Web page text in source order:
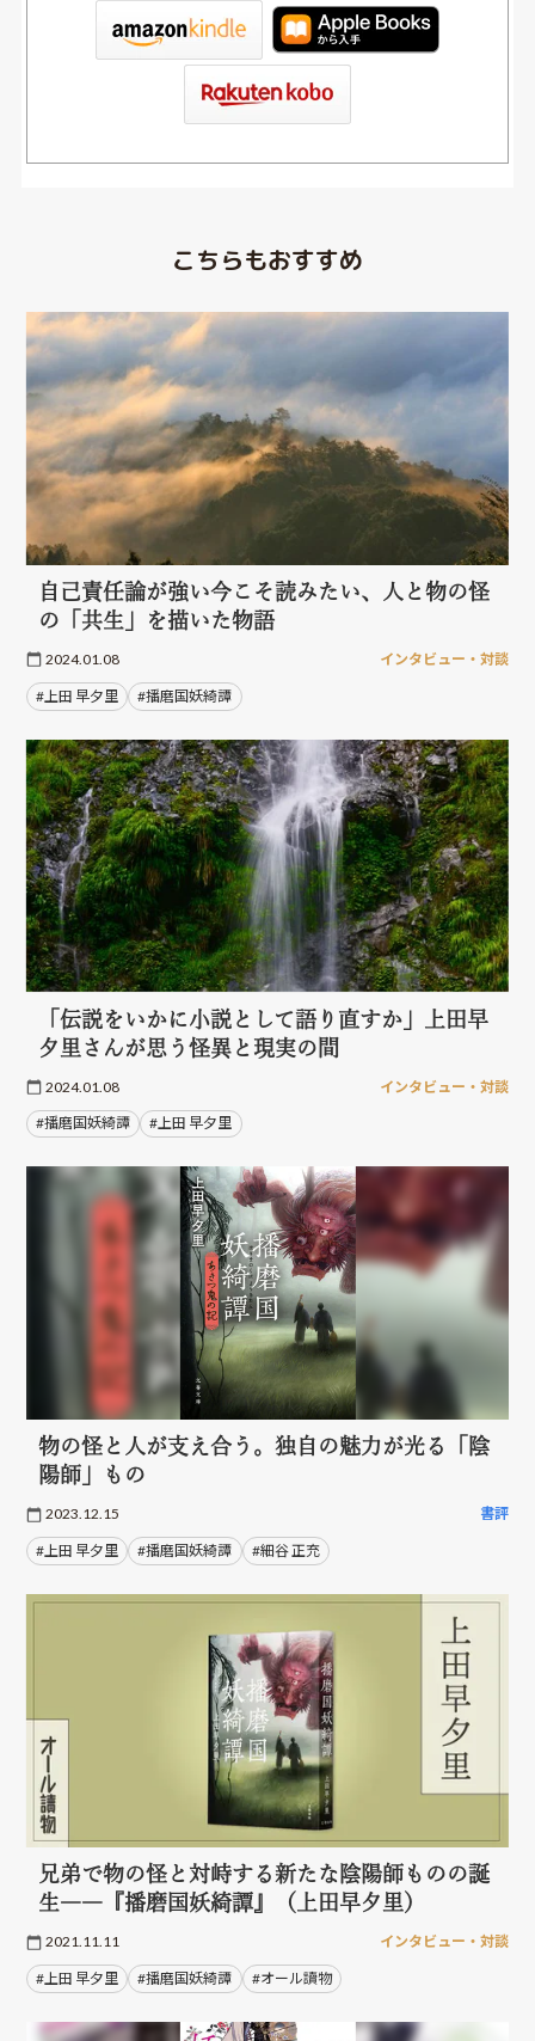
こちらもおすすめ
自己責任論が強い今こそ読みたい、人と物の怪
の「共生」を描いた物語
2024.01.08 インタビュー・対談
#上田 早夕里 #播磨国妖綺譚
「伝説をいかに小説として語り直すか」上田早
夕里さんが思う怪異と現実の間
2024.01.08 インタビュー・対談
#播磨国妖綺譚 #上田 早夕里
物の怪と人が支え合う。独自の魅力が光る「陰
陽師」もの
2023.12.15 書評
#上田 早夕里 #播磨国妖綺譚 #細谷 正充
兄弟で物の怪と対峙する新たな陰陽師ものの誕
生――『播磨国妖綺譚』（上田早夕里）
2021.11.11 インタビュー・対談
#上田 早夕里 #播磨国妖綺譚 #オール讀物